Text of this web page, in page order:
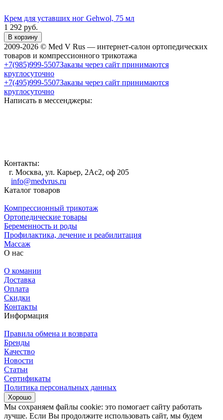
Крем для уставших ног Gehwol, 75 мл
1 292 руб.
В корзину
2009-2026 © Med V Rus — интернет-салон ортопедических
товаров и компрессионного трикотажа
+7(985)999-5507Заказы через сайт принимаются
круглосуточно
+7(495)999-5507Заказы через сайт принимаются
круглосуточно
Написать в мессенджеры:
Контакты:
г. Москва, ул. Карьер, 2Ас2, оф 205
info@medvrus.ru
Каталог товаров
Компрессионный трикотаж
Ортопедические товары
Беременность и роды
Профилактика, лечение и реабилитация
Массаж
О нас
О комании
Доставка
Оплата
Скидки
Контакты
Информация
Правила обмена и возврата
Бренды
Качество
Новости
Статьи
Сертификаты
Политика персональных данных
Хорошо
Мы сохраняем файлы cookie: это помогает сайту работать
лучше. Если Вы продолжите использовать сайт, мы будем